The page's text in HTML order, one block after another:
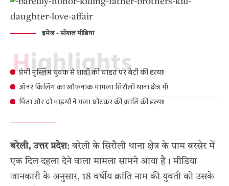
इमेज - सोशल मीडिया
Highlights
प्रेमी मुस्लिम युवक से शादी की चाहत पर बेटी की हत्या!
ऑनर किलिंग का खौफनाक मामला सिरौली थाना क्षेत्र में!
पिता और दो भाइयों ने गला घोंटकर की क्रांति की हत्या!
बरेली, उत्तर प्रदेश: बरेली के सिरौली थाना क्षेत्र के ग्राम बरसेर में
एक दिल दहला देने वाला मामला सामने आया है। मीडिया
जानकारी के अनुसार, 18 वर्षीय क्रांति नाम की युवती को उसके